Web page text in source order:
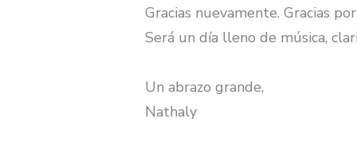
Gracias nuevamente. Gracias
Será un día lleno de música,
Un abrazo grande,
Nathaly